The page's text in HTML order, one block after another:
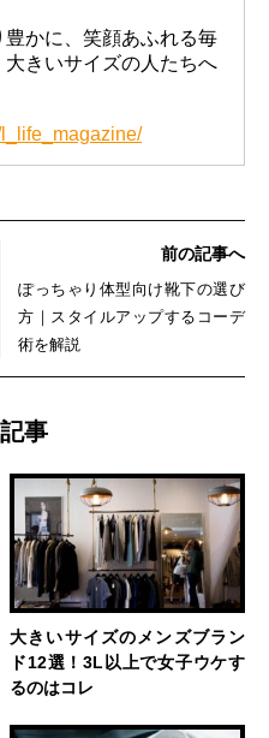
かに、笑顔あふれる毎
きいサイズの人たちへ
前の記事へ
ぽっちゃり体型向け靴下の選び
方｜スタイルアップするコーデ
術を解説
事
大きいサイズのメンズブラン
ド12選！3L以上で女子ウケす
るのはコレ